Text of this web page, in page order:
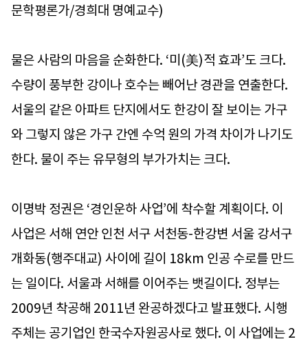
문학평론가/경희대 명예교수)
물은 사람의 마음을 순화한다. ‘미(美)적 효과’도 크다.
수량이 풍부한 강이나 호수는 빼어난 경관을 연출한다.
서울의 같은 아파트 단지에서도 한강이 잘 보이는 가구
와 그렇지 않은 가구 간엔 수억 원의 가격 차이가 나기도
한다. 물이 주는 유무형의 부가가치는 크다.
이명박 정권은 ‘경인운하 사업’에 착수할 계획이다. 이
사업은 서해 연안 인천 서구 서천동-한강변 서울 강서구
개화동(행주대교) 사이에 길이 18km 인공 수로를 만드
는 일이다. 서울과 서해를 이어주는 뱃길이다. 정부는
2009년 착공해 2011년 완공하겠다고 발표했다. 시행
주체는 공기업인 한국수자원공사로 했다. 이 사업에는 2